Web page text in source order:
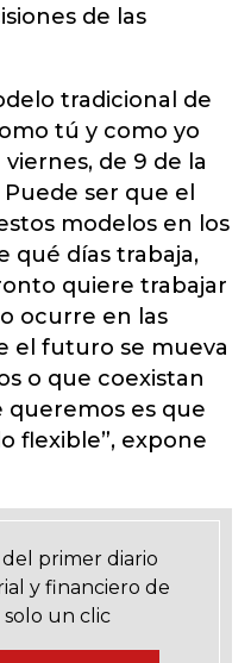
de las
tradicional de
tú y como yo
de 9 de la
ser que el
modelos en los
qué días trabaja,
quiere trabajar
ocurre en las
el futuro se mueva
o que coexistan
queremos es que
flexible”, expone
primer diario
y financiero de
solo un clic